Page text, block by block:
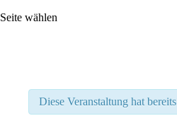
Seite wählen
Diese Veranstaltung hat